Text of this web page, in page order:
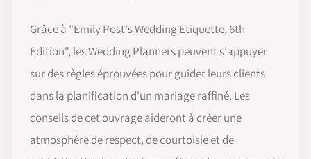
Grâce à "Emily Post's Wedding Etiquette, 6th
Edition", les Wedding Planners peuvent s'appuyer
sur des règles éprouvées pour guider leurs clients
dans la planification d'un mariage raffiné. Les
conseils de cet ouvrage aideront à créer une
atmosphère de respect, de courtoisie et de